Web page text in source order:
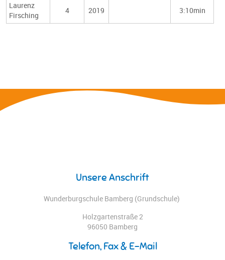
Laurenz
Firsching
4 2019 3:10min
Unsere Anschrift
Wunderburgschule Bamberg (Grundschule)
Holzgartenstraße 2
96050 Bamberg
Telefon, Fax & E-Mail